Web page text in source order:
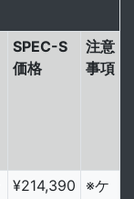
SPEC-S
価格
注意
事項
¥214,390
※ケ